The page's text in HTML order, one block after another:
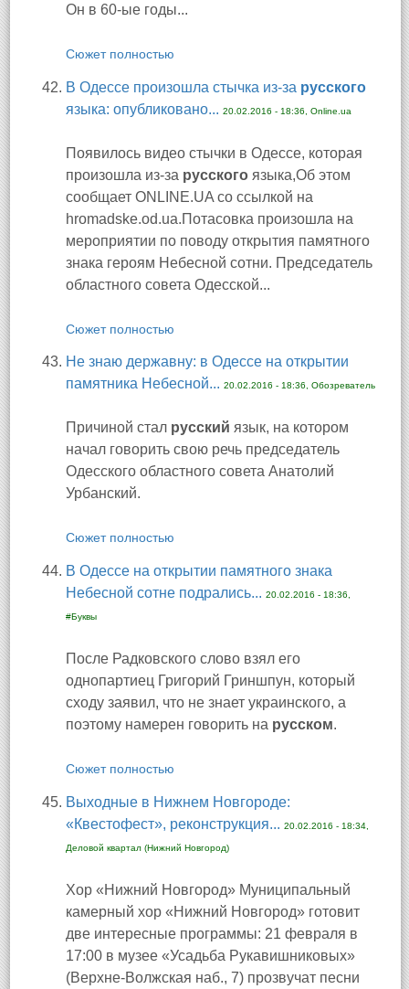
Он в 60-ые годы...
Сюжет полностью
В Одессе произошла стычка из-за русского
языка: опубликовано... 20.02.2016 - 18:36, Online.ua
Появилось видео стычки в Одессе, которая
произошла из-за русского языка,Об этом
сообщает ONLINE.UA со ссылкой на
hromadske.od.ua.Потасовка произошла на
мероприятии по поводу открытия памятного
знака героям Небесной сотни. Председатель
областного совета Одесской...
Сюжет полностью
Не знаю державну: в Одессе на открытии
памятника Небесной... 20.02.2016 - 18:36, Обозреватель
Причиной стал русский язык, на котором
начал говорить свою речь председатель
Одесского областного совета Анатолий
Урбанский.
Сюжет полностью
В Одессе на открытии памятного знака
Небесной сотне подрались... 20.02.2016 - 18:36,
#Буквы
После Радковского слово взял его
однопартиец Григорий Гриншпун, который
сходу заявил, что не знает украинского, а
поэтому намерен говорить на русском.
Сюжет полностью
Выходные в Нижнем Новгороде:
«Квестофест», реконструкция... 20.02.2016 - 18:34,
Деловой квартал (Нижний Новгород)
Хор «Нижний Новгород» Муниципальный
камерный хор «Нижний Новгород» готовит
две интересные программы: 21 февраля в
17:00 в музее «Усадьба Рукавишниковых»
(Верхне-Волжская наб., 7) прозвучат песни